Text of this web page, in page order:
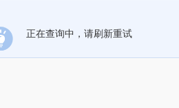
正在查询中，请刷新重试